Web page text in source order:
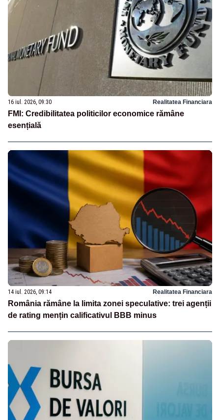
16 iul. 2026, 09:30 Realitatea Financiara
FMI: Credibilitatea politicilor economice rămâne
esențială
14 iul. 2026, 09:14 Realitatea Financiara
România rămâne la limita zonei speculative: trei agenții
de rating mențin calificativul BBB minus